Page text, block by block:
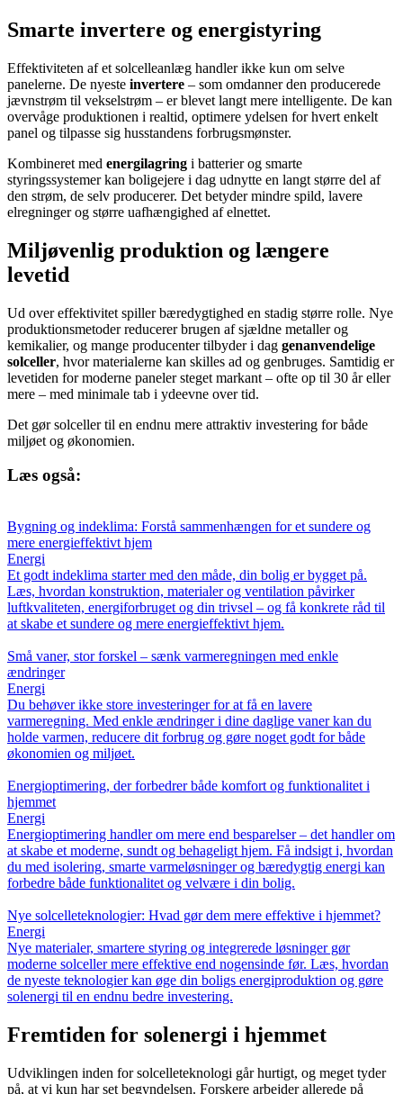
Smarte invertere og energistyring
Effektiviteten af et solcelleanlæg handler ikke kun om selve
panelerne. De nyeste invertere – som omdanner den producerede
jævnstrøm til vekselstrøm – er blevet langt mere intelligente. De kan
overvåge produktionen i realtid, optimere ydelsen for hvert enkelt
panel og tilpasse sig husstandens forbrugsmønster.
Kombineret med energilagring i batterier og smarte
styringssystemer kan boligejere i dag udnytte en langt større del af
den strøm, de selv producerer. Det betyder mindre spild, lavere
elregninger og større uafhængighed af elnettet.
Miljøvenlig produktion og længere
levetid
Ud over effektivitet spiller bæredygtighed en stadig større rolle. Nye
produktionsmetoder reducerer brugen af sjældne metaller og
kemikalier, og mange producenter tilbyder i dag genanvendelige
solceller, hvor materialerne kan skilles ad og genbruges. Samtidig er
levetiden for moderne paneler steget markant – ofte op til 30 år eller
mere – med minimale tab i ydeevne over tid.
Det gør solceller til en endnu mere attraktiv investering for både
miljøet og økonomien.
Læs også:
Bygning og indeklima: Forstå sammenhængen for et sundere og
mere energieffektivt hjem
Energi
Et godt indeklima starter med den måde, din bolig er bygget på.
Læs, hvordan konstruktion, materialer og ventilation påvirker
luftkvaliteten, energiforbruget og din trivsel – og få konkrete råd til
at skabe et sundere og mere energieffektivt hjem.
Små vaner, stor forskel – sænk varmeregningen med enkle
ændringer
Energi
Du behøver ikke store investeringer for at få en lavere
varmeregning. Med enkle ændringer i dine daglige vaner kan du
holde varmen, reducere dit forbrug og gøre noget godt for både
økonomien og miljøet.
Energioptimering, der forbedrer både komfort og funktionalitet i
hjemmet
Energi
Energioptimering handler om mere end besparelser – det handler om
at skabe et moderne, sundt og behageligt hjem. Få indsigt i, hvordan
du med isolering, smarte varmeløsninger og bæredygtig energi kan
forbedre både funktionalitet og velvære i din bolig.
Nye solcelleteknologier: Hvad gør dem mere effektive i hjemmet?
Energi
Nye materialer, smartere styring og integrerede løsninger gør
moderne solceller mere effektive end nogensinde før. Læs, hvordan
de nyeste teknologier kan øge din boligs energiproduktion og gøre
solenergi til en endnu bedre investering.
Fremtiden for solenergi i hjemmet
Udviklingen inden for solcelleteknologi går hurtigt, og meget tyder
på, at vi kun har set begyndelsen. Forskere arbejder allerede på